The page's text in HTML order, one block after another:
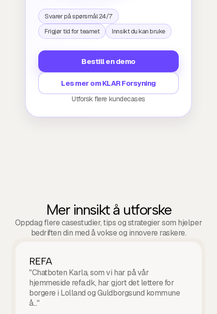
Svarer på spørsmål 24/7
Frigjør tid for teamet
Innsikt du kan bruke
Bestill en demo
Les mer om KLAR Forsyning
Utforsk flere kundecases
Mer innsikt å utforske
Oppdag flere casestudier, tips og strategier som hjelper
bedriften din med å vokse og innovere raskere.
REFA
"Chatboten Karla, som vi har på vår
hjemmeside refa.dk, har gjort det lettere for
borgere i Lolland og Guldborgsund kommune
å..."